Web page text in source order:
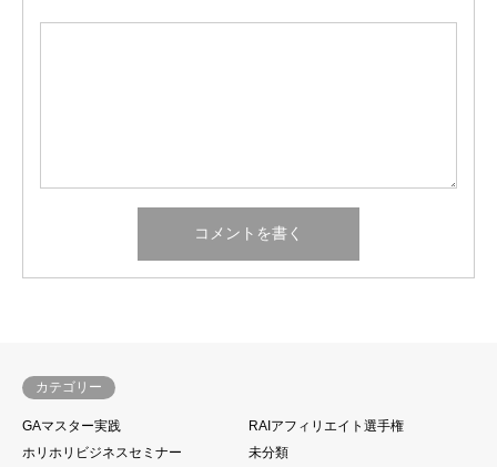
カテゴリー
GAマスター実践
RAIアフィリエイト選手権
ホリホリビジネスセミナー
未分類